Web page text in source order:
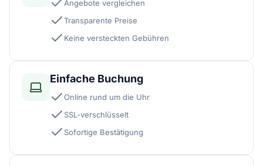
Angebote vergleichen
Transparente Preise
Keine versteckten Gebühren
Einfache Buchung
Online rund um die Uhr
SSL-verschlüsselt
Sofortige Bestätigung